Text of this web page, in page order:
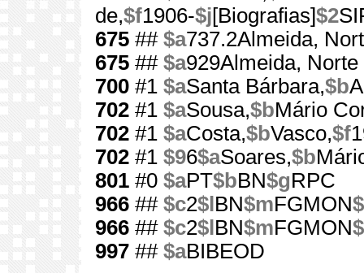
de,$f1906-$j[Biografias]$2
675 ## $a737.2Almeida,
675 ## $a929Almeida, Norte
700 #1 $aSanta Bárbara,$b
702 #1 $aSousa,$bMário
702 #1 $aCosta,$bVasco,$f
702 #1 $96$aSoares,$b
801 #0 $aPT$bBN$gRPC
966 ## $c2$l BN$mFGMON
966 ## $c2$l BN$mFGMON
997 ## $aBIBEOD